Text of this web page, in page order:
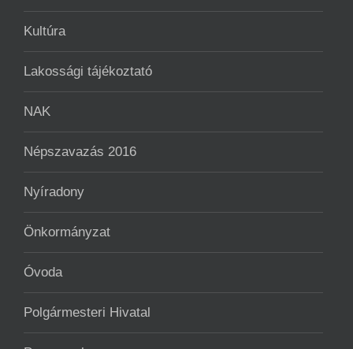
Kultúra
Lakossági tájékoztató
NAK
Népszavazás 2016
Nyíradony
Önkormányzat
Óvoda
Polgármesteri Hivatal